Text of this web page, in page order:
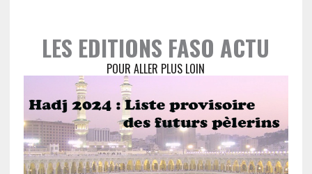
LES EDITIONS FASO ACTU
POUR ALLER PLUS LOIN